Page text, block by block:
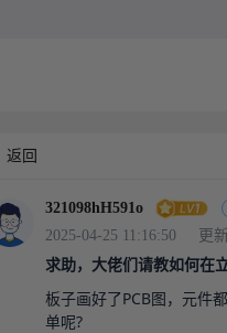
返回
321098hH591o
2025-04-25 11:16:50 更
求助，大佬们请教如何在
板子画好了PCB图，元件
单呢?